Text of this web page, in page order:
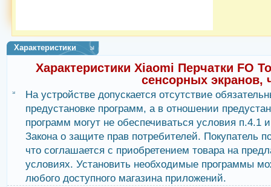
Характеристики
Характеристики Xiaomi Перчатки FO
сенсорных экранов,
На устройстве допускается отсутствие
предустановке программ, а в отношении
программ могут не обеспечиваться условия п.4.1
Закона о защите прав потребителей. Покупатель
что соглашается с приобретением товара на
условиях. Установить необходимые программы
любого доступного магазина приложений.